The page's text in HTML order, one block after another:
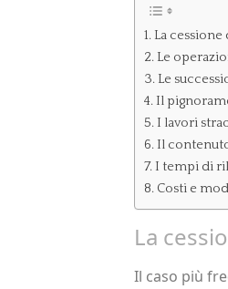
La
Le
Le
Il
I lavori
Il
I tempi di
Costi e
La
Il caso più